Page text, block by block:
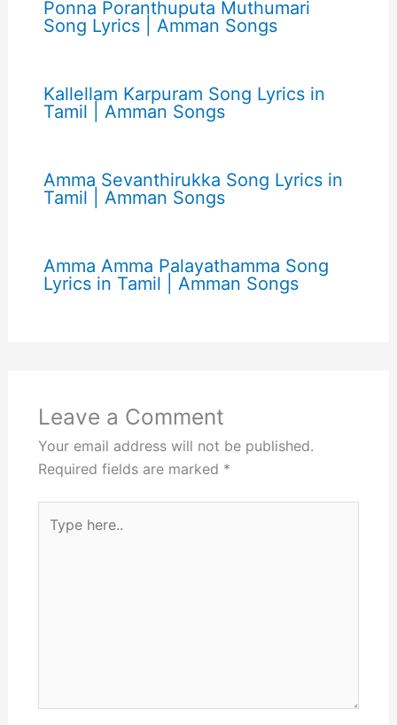
Ponna Poranthuputa Muthumari
Song Lyrics | Amman Songs
Kallellam Karpuram Song Lyrics in
Tamil | Amman Songs
Amma Sevanthirukka Song Lyrics in
Tamil | Amman Songs
Amma Amma Palayathamma Song
Lyrics in Tamil | Amman Songs
Leave a Comment
Your email address will not be published.
Required fields are marked *
here..